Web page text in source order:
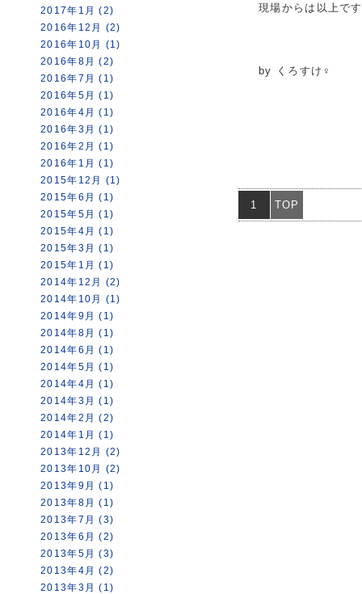
2017年1月 (2)
2016年12月 (2)
2016年10月 (1)
2016年8月 (2)
2016年7月 (1)
2016年5月 (1)
2016年4月 (1)
2016年3月 (1)
2016年2月 (1)
2016年1月 (1)
2015年12月 (1)
2015年6月 (1)
2015年5月 (1)
2015年4月 (1)
2015年3月 (1)
2015年1月 (1)
2014年12月 (2)
2014年10月 (1)
2014年9月 (1)
2014年8月 (1)
2014年6月 (1)
2014年5月 (1)
2014年4月 (1)
2014年3月 (1)
2014年2月 (2)
2014年1月 (1)
2013年12月 (2)
2013年10月 (2)
2013年9月 (1)
2013年8月 (1)
2013年7月 (3)
2013年6月 (2)
2013年5月 (3)
2013年4月 (2)
2013年3月 (1)
現場からは以上で
by くろすけ♀
1 TOP